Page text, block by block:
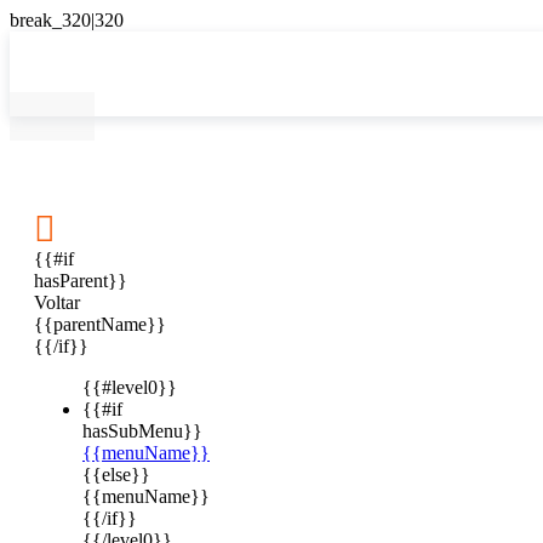

{{#if
hasParent}}
Voltar
{{parentName}}
{{/if}}
{{#level0}}
{{#if
hasSubMenu}}
{{menuName}}
{{else}}
{{menuName}}
{{/if}}